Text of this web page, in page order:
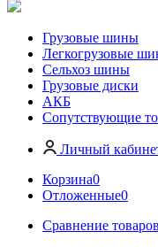
Грузовые шины
Легкогрузовые
Сельхоз шины
Грузовые диски
АКБ
Сопутствующие
Личный
Корзина0
Отложенные0
Сравнение товаров